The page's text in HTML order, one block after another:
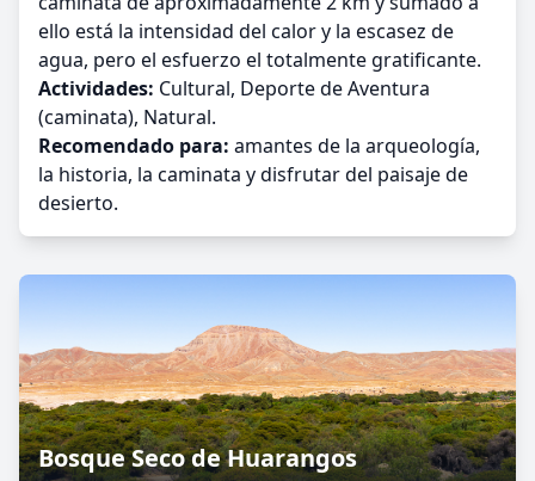
ello está la intensidad del calor y la escasez de
agua, pero el esfuerzo el totalmente gratificante.
Actividades: Cultural, Deporte de Aventura
(caminata), Natural.
Recomendado para: amantes de la arqueología,
la historia, la caminata y disfrutar del paisaje de
desierto.
Bosque Seco de Huarangos